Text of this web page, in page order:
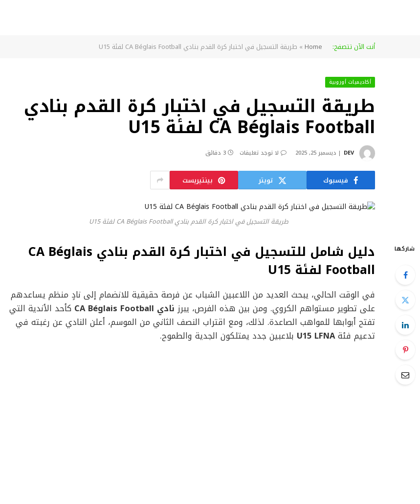
أنت الآن تتصفح: Home
» طريقة التسجيل في اختبار كرة القدم بنادي CA Béglais Football لفئة U15
أكاديميات أوروبية
طريقة التسجيل في اختبار كرة القدم بنادي
CA Béglais Football لفئة U15
DEV ديسمبر 25, 2025 لا توجد تعليقات 3 دقائق
فيسبوك تويتر بينتيريست
طريقة التسجيل في اختبار كرة القدم بنادي CA Béglais Football لفئة U15
شاركها دليل شامل للتسجيل في اختبار كرة القدم بنادي CA Béglais
Football لفئة U15
في الوقت الحالي، يبحث العديد من اللاعبين الشباب عن فرصة حقيقية للانضمام إلى نادٍ منظم يساعدهم
على تطوير مستواهم الكروي. ومن بين هذه الفرص، يبرز نادي CA Béglais Football
كأحد الأندية التي
تفتح أبوابها للمواهب الصاعدة. لذلك، ومع اقتراب النصف الثاني من الموسم، أعلن النادي عن رغبته في
تدعيم فئةU15 LFNA بلاعبين جدد يمتلكون الجدية والطموح.